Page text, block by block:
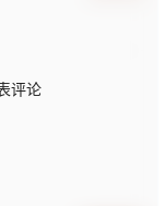
评论